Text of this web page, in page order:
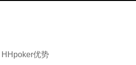
HHpoker优势